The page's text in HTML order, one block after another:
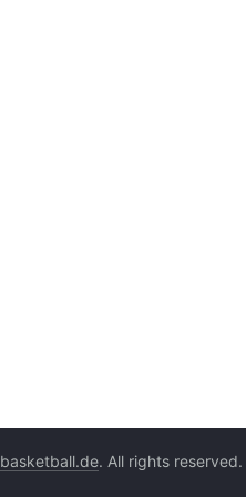
basketball.de. All rights reserved.